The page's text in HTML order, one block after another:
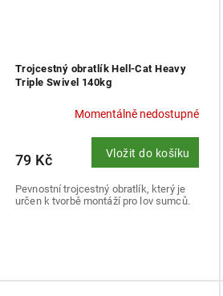
Trojcestný obratlík Hell-Cat Heavy
Triple Swivel 140kg
Momentálně nedostupné
79 Kč Vložit do košíku
Pevnostní trojcestný obratlík, který je
určen k tvorbě montáží pro lov sumců.